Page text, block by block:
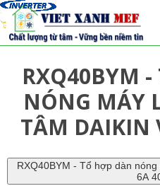
RXQ40BYM
NÓNG MÁY
TÂM DAIKIN
RXQ40BYM - Tổ hợp dàn
6A